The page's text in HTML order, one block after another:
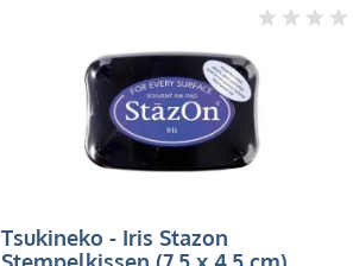
Tsukineko - Iris Stazon